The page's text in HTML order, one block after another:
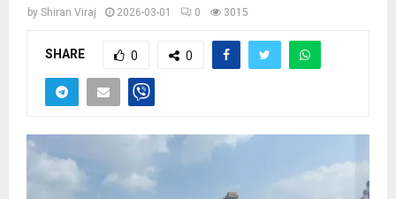
by Shiran Viraj 2026-03-01 0 3015
SHARE 0 0